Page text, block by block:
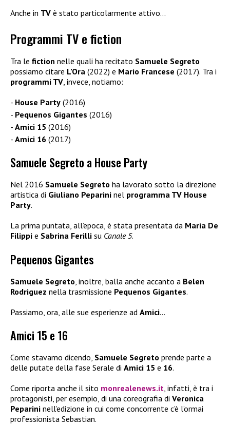
Anche in TV è stato particolarmente attivo…
Programmi TV e fiction
Tra le fiction nelle quali ha recitato Samuele Segreto
possiamo citare L’Ora (2022) e Mario Francese (2017). Tra i
programmi TV , invece, notiamo:
House Party (2016)
Pequenos Gigantes (2016)
Amici 15 (2016)
Amici 16 (2017)
Samuele Segreto a House Party
Nel 2016 Samuele Segreto ha lavorato sotto la direzione
artistica di Giuliano Peparini nel programma TV House
Party.
La prima puntata, all’epoca, è stata presentata da Maria De
Filippi e Sabrina Ferilli su Canale 5.
Pequenos Gigantes
Samuele Segreto , inoltre, balla anche accanto a Belen
Rodriguez nella trasmissione Pequenos Gigantes.
Passiamo, ora, alle sue esperienze ad Amici…
Amici 15 e 16
Come stavamo dicendo, Samuele Segreto prende parte a
delle putate della fase Serale di Amici 15 e 16.
Come riporta anche il sito monrealenews.it, infatti, è tra i
protagonisti, per esempio, di una coreografia di Veronica
Peparini nell’edizione in cui come concorrente c’è l’ormai
professionista Sebastian.